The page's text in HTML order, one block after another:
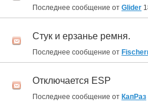
Последнее сообщение от Glider
Стук и ерзанье ремня.
Последнее сообщение от
Отключается ESP
Последнее сообщение от КапРаз